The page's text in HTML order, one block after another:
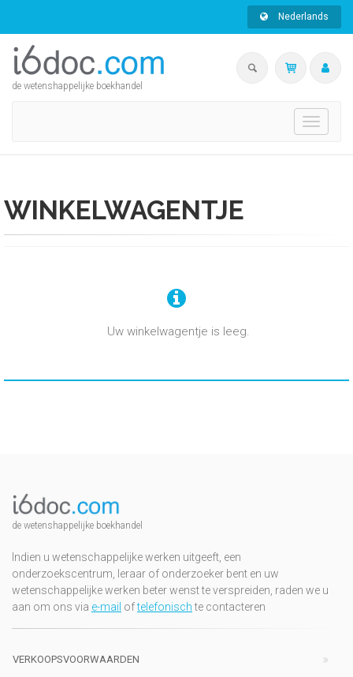
Nederlands
de wetenshappelijke boekhandel
Toggle
WINKELWAGENTJE
Uw winkelwagentje is leeg.
de wetenshappelijke boekhandel
Indien u wetenschappelijke werken uitgeeft, een
onderzoekscentrum, leraar of onderzoeker bent en uw
wetenschappelijke werken beter wenst te verspreiden, raden we u
aan om ons via e-mail oftelefonischte contacteren
VERKOOPSVOORWAARDEN